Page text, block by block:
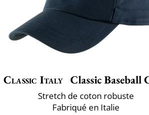
Classic Italy Classic Baseball
Stretch de coton robuste
Fabriqué en Italie